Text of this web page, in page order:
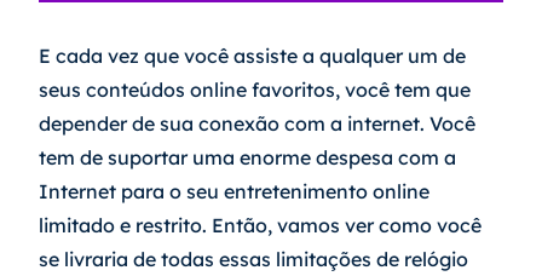
E cada vez que você assiste a qualquer um de
seus conteúdos online favoritos, você tem que
depender de sua conexão com a internet. Você
tem de suportar uma enorme despesa com a
Internet para o seu entretenimento online
limitado e restrito. Então, vamos ver como você
se livraria de todas essas limitações de relógio